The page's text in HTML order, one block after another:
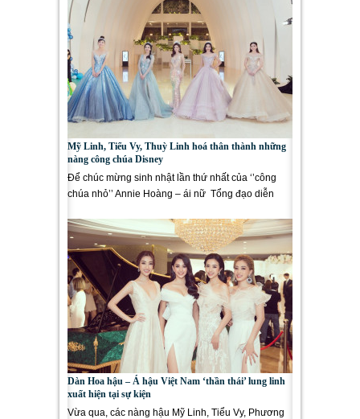
Mỹ Linh, Tiểu Vy, Thuỳ Linh hoá thân thành những
nàng công chúa Disney
Để chúc mừng sinh nhật lần thứ nhất của ‘’công
chúa nhỏ’’ Annie Hoàng – ái nữ Tổng đạo diễn
Dàn Hoa hậu – Á hậu Việt Nam ‘thần thái’ lung linh
xuất hiện tại sự kiện
Vừa qua, các nàng hậu Mỹ Linh, Tiểu Vy, Phương